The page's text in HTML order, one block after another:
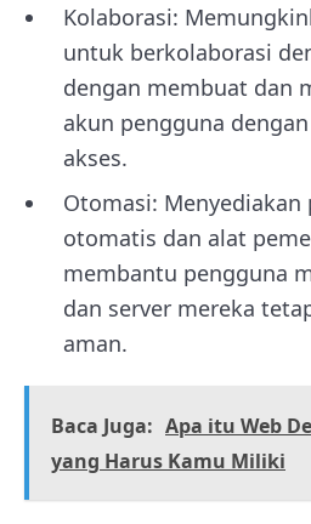
Kolaborasi:
untuk berkolaborasi
dengan membuat dan
akun pengguna
akses.
Otomasi: Menyediakan
otomatis dan alat
membantu pengguna
dan server mereka
aman.
Baca Juga: Apa itu Web
yang Harus Kamu Miliki